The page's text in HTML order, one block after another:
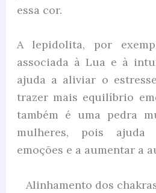
essa cor.
A lepidolita, por
associada à Lua e à
ajuda a aliviar o
trazer mais equilíbrio
também é uma pedra
mulheres, pois
emoções e a aumentar a
Alinhamento dos